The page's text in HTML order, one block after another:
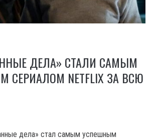
ДЕЛА» СТАЛИ САМЫМ
NETFLIX ЗА ВСЮ
дела» стал самым успешным